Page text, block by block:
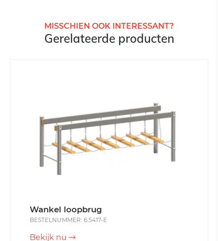
MISSCHIEN OOK INTERESSANT?
Gerelateerde producten
Wankel loopbrug
BESTELNUMMER: 6.5417-E
Bekijk nu